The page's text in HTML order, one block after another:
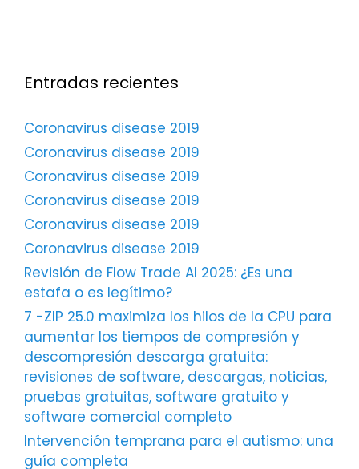
Entradas recientes
Coronavirus disease 2019
Coronavirus disease 2019
Coronavirus disease 2019
Coronavirus disease 2019
Coronavirus disease 2019
Coronavirus disease 2019
Revisión de Flow Trade AI 2025: ¿Es una
estafa o es legítimo?
7 -ZIP 25.0 maximiza los hilos de la CPU para
aumentar los tiempos de compresión y
descompresión descarga gratuita:
revisiones de software, descargas, noticias,
pruebas gratuitas, software gratuito y
software comercial completo
Intervención temprana para el autismo: una
guía completa